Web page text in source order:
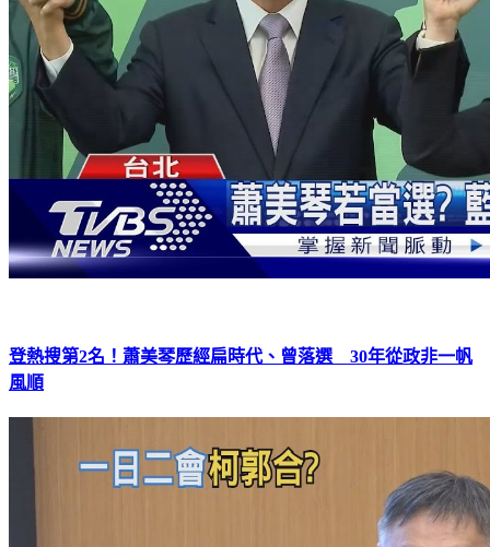
登熱搜第2名！蕭美琴歷經扁時代、曾落選 30年從政非一帆
風順